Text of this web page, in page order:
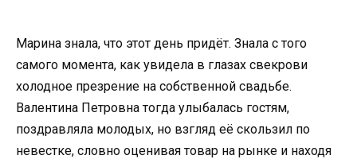
Марина знала, что этот день придёт. Знала с того
самого момента, как увидела в глазах свекрови
холодное презрение на собственной свадьбе.
Валентина Петровна тогда улыбалась гостям,
поздравляла молодых, но взгляд её скользил по
невестке, словно оценивая товар на рынке и находя